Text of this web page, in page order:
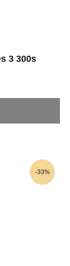
3 300s
-33%